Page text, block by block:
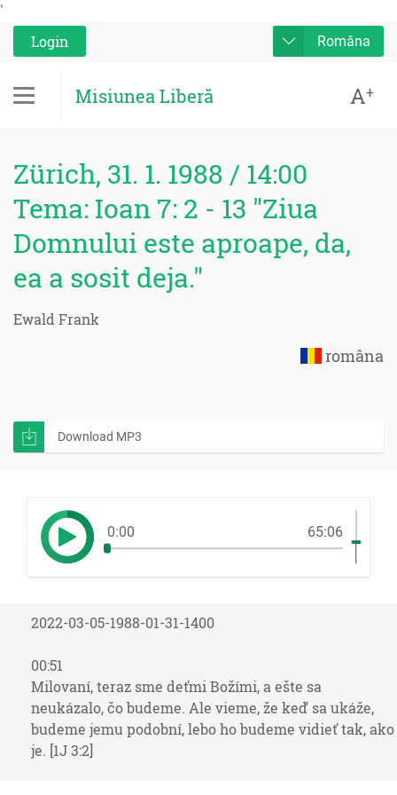
'
Login
Româna
Misiunea Liberă A+
Zürich, 31. 1. 1988 / 14:00
Tema: Ioan 7: 2 - 13 "Ziua
Domnului este aproape, da,
ea a sosit deja."
Ewald Frank
româna
Download MP3
0:00 65:06
2022-03-05-1988-01-31-1400
00:51
Milovaní, teraz sme deťmi Božími, a ešte sa
neukázalo, čo budeme. Ale vieme, že keď sa ukáže,
budeme jemu podobní, lebo ho budeme vidieť tak, ako
je. [1J 3:2]